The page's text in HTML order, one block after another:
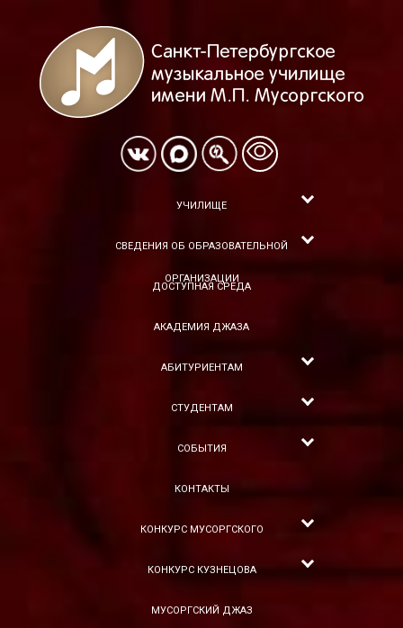
УЧИЛИЩЕ
СВЕДЕНИЯ ОБ ОБРАЗОВАТЕЛЬНОЙ
ОРГАНИЗАЦИИ
ДОСТУПНАЯ СРЕДА
АКАДЕМИЯ ДЖАЗА
АБИТУРИЕНТАМ
СТУДЕНТАМ
СОБЫТИЯ
КОНТАКТЫ
КОНКУРС МУСОРГСКОГО
КОНКУРС КУЗНЕЦОВА
МУСОРГСКИЙ ДЖАЗ